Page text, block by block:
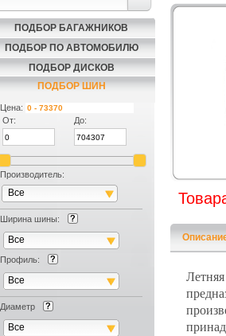
ПОДБОР БАГАЖНИКОВ
ПОДБОР ПО АВТОМОБИЛЮ
ПОДБОР ДИСКОВ
ПОДБОР ШИН
Цена:
От:
До:
Производитель:
Все
Ширина шины:
Все
Профиль:
Все
Диаметр
Все